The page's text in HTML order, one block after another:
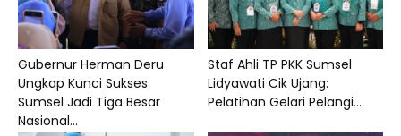
Gubernur Herman Deru
Ungkap Kunci Sukses
Sumsel Jadi Tiga Besar
Nasional...
Staf Ahli TP PKK Sumsel
Lidyawati Cik Ujang:
Pelatihan Gelari Pelangi...